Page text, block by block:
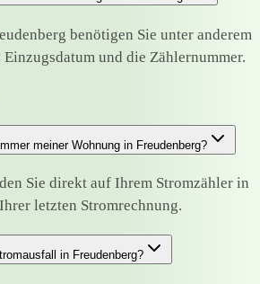
benötigen Sie unter anderem
Einzugsdatum und die Zählernummer.
meiner Wohnung in Freudenberg?
Sie direkt auf Ihrem Stromzähler in
letzten Stromrechnung.
in Freudenberg?